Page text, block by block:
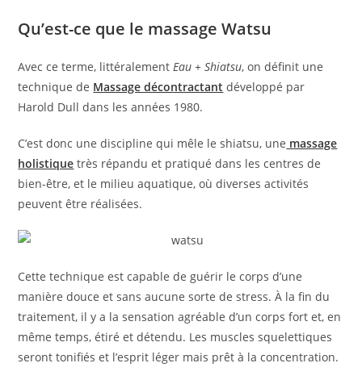
Qu’est-ce que le massage Watsu
Avec ce terme, littéralementEau + Shiatsu, on définit une
technique de Massage décontractant développé par
Harold Dull dans les années 1980.
C’est donc une discipline qui mêle le shiatsu, une massage
holistique très répandu et pratiqué dans les centres de
bien-être, et le milieu aquatique, où diverses activités
peuvent être réalisées.
Cette technique est capable de guérir le corps d’une
manière douce et sans aucune sorte de stress. À la fin du
traitement, il y a la sensation agréable d’un corps fort et, en
même temps, étiré et détendu. Les muscles squelettiques
seront tonifiés et l’esprit léger mais prêt à la concentration.